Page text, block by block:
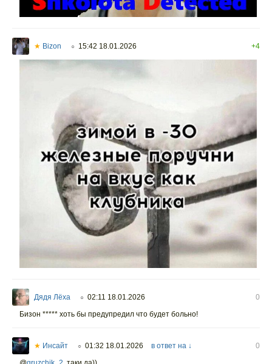
★ Bizon ○ 15:42 18.01.2026 +4
Дядя Лёха ○ 02:11 18.01.2026
0
Бизон ***** хоть бы предупредил что будет больно!
★ Инсайт ○ 01:32 18.01.2026 в ответ на ↓
0